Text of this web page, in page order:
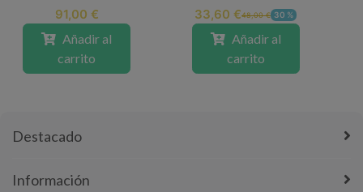
91,00 €
Añadir al
carrito
33,60 €48,00 € 30 %
Añadir al
carrito
Destacado
Información